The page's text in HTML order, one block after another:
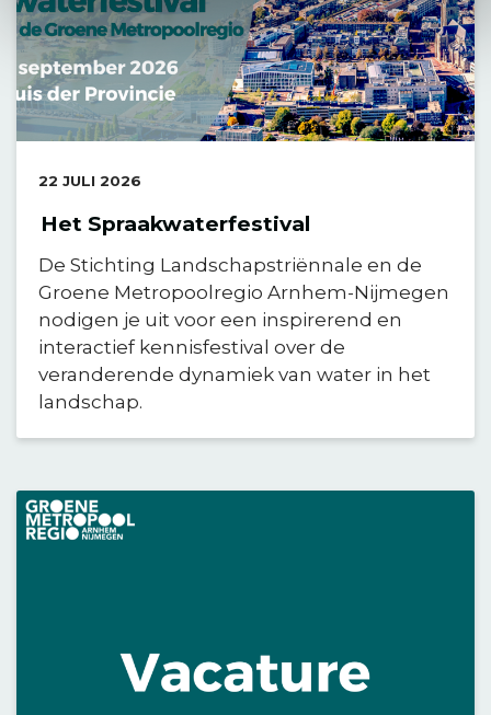
DATUM:
22 JULI 2026
Het Spraakwaterfestival
De Stichting Landschapstriënnale en de
Groene Metropoolregio Arnhem-Nijmegen
nodigen je uit voor een inspirerend en
interactief kennisfestival over de
veranderende dynamiek van water in het
landschap.